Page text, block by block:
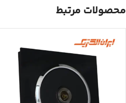
محصولات مرتبط